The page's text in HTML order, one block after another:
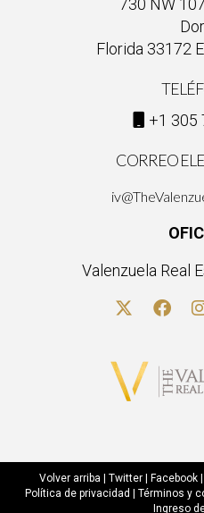
730 NW
Florida 33172
+1 305
CORREO
Valenzuela Real
Volver arriba Twitter| Facebook|
Política de privacidad
Términos y
Ingreso